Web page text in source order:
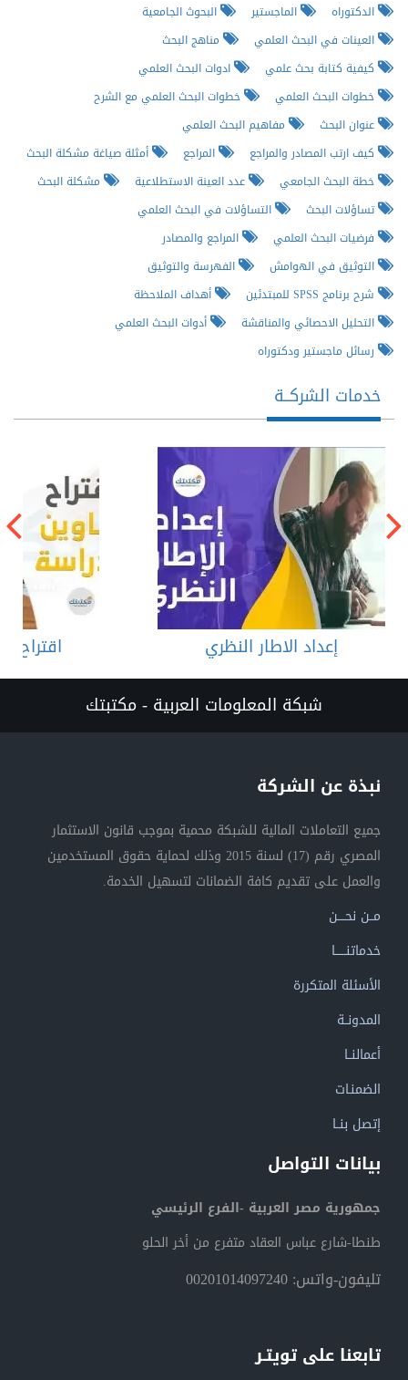
الدكتوراه
الماجستير
البحوث الجامعية
العينات في البحث العلمي
مناهج البحث
كيفية كتابة بحث علمي
ادوات البحث العلمي
خطوات البحث العلمي
خطوات البحث العلمي مع الشرح
عنوان البحث
مفاهيم البحث العلمي
كيف ارتب المصادر والمراجع
المراجع
أمثلة صياغة مشكلة البحث
خطة البحث الجامعي
عدد العينة الاستطلاعية
مشكلة البحث
تساؤلات البحث
التساؤلات في البحث العلمي
فرضيات البحث العلمي
المراجع والمصادر
التوثيق في الهوامش
الفهرسة والتوثيق
شرح برنامج SPSS للمبتدئين
أهداف الملاحظة
التحليل الاحصائي والمناقشة
أدوات البحث العلمي
رسائل ماجستير ودكتوراه
خدمات الشركــة
إعداد الاطار النظري
اقتراح
شبكة المعلومات العربية - مكتبتك
نبذة عن الشركة
جميع التعاملات المالية للشبكة محمية بموجب قانون الاستثمار
المصري رقم (17) لسنة 2015 وذلك لحماية حقوق المستخدمين
والعمل على تقديم كافة الضمانات لتسهيل الخدمة.
مــن نحــــن
خدماتنــــــا
الأسئلة المتكررة
المدونــة
أعمالنــا
الضمنـات
إتصل بنــا
بيانات التواصل
جمهورية مصر العربية -الفرع الرئيسي
طنطا-شارع عباس العقاد متفرع من أخر الحلو
تليفون-واتس: 00201014097240
تابعنا على تويتـر